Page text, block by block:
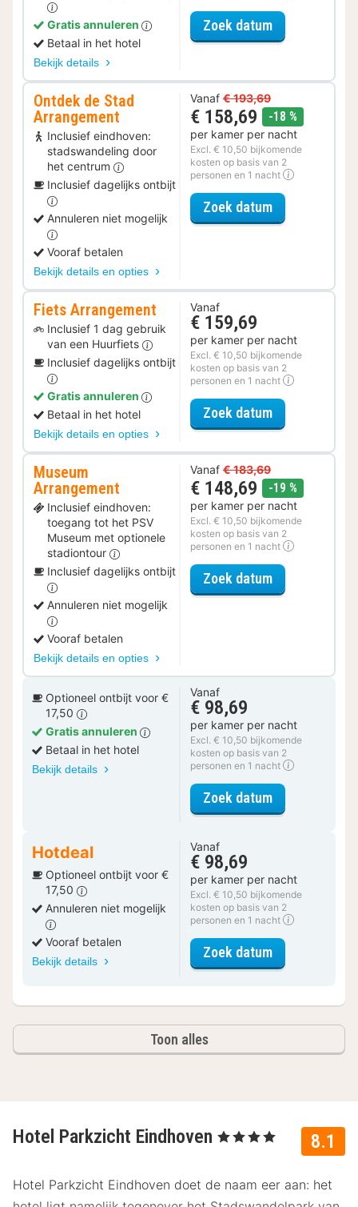
Gratis annuleren
Betaal in het hotel
Bekijk details
Zoek datumvoor
Ontdek de Stad
Arrangement
Inclusief eindhoven:
stadswandeling door
het centrum
Inclusief dagelijks ontbijt
Annuleren niet mogelijk
Vooraf betalen
Bekijk details en opties
Vanaf € 193,69
€ 158,69 -18 %
per kamer per nacht
Excl. € 10,50 bijkomende
kosten op basis van 2
personen en 1 nacht
Zoek datumvoor Ontdek
Fiets Arrangement
Inclusief 1 dag gebruik
van een Huurfiets
Inclusief dagelijks ontbijt
Gratis annuleren
Betaal in het hotel
Bekijk details en opties
Vanaf
€ 159,69
per kamer per nacht
Excl. € 10,50 bijkomende
kosten op basis van 2
personen en 1 nacht
Zoek datumvoor Fiets
Museum
Arrangement
Inclusief eindhoven:
toegang tot het PSV
Museum met optionele
stadiontour
Inclusief dagelijks ontbijt
Annuleren niet mogelijk
Vooraf betalen
Bekijk details en opties
Vanaf € 183,69
€ 148,69 -19 %
per kamer per nacht
Excl. € 10,50 bijkomende
kosten op basis van 2
personen en 1 nacht
Zoek datumvoor Museum
Optioneel ontbijt voor €
17,50
Gratis annuleren
Betaal in het hotel
Bekijk details
Vanaf
€ 98,69
per kamer per nacht
Excl. € 10,50 bijkomende
kosten op basis van 2
personen en 1 nacht
Zoek datumvoor Comfort
Hotdeal
Optioneel ontbijt voor €
17,50
Annuleren niet mogelijk
Vooraf betalen
Bekijk details
Vanaf
€ 98,69
per kamer per nacht
Excl. € 10,50 bijkomende
kosten op basis van 2
personen en 1 nacht
Zoek datumvoor Comfort
Toon alles
8.1
Hotel Parkzicht Eindhoven , 4 Sterren
Hotel Parkzicht Eindhoven doet de naam eer aan: het